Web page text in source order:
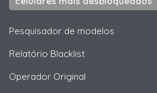
Pesquisador de modelos
Relatório Blacklist
Operador Original